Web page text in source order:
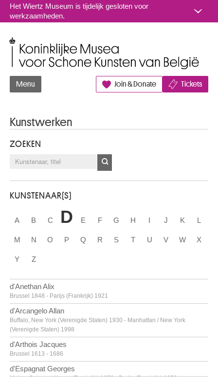
Naar inhoud
Het Wiertz Museum is tijdelijk gesloten voor
werkzaamheden.
Menu Join & Donate Tickets
Kunstwerken
ZOEKEN
KUNSTENAAR(S)
A B C D E F G H I J K L
M N O P Q R S T U V W X
Y Z
d'Anethan Alix
Brussel 1848 - Parijs (Frankrijk) 1921
d'Arcangelo Allan
Buffalo, New York (Verenigde Staten) 1930 - Manhattan / New York
(Verenigde Staten) 1998
d'Arthois Jacques
Brussel 1613 - 1686
d'Espagnat Georges
Melun, Seine-et-Marne (Frankrijk) 1870 - Parijs (Frankrijk) 1950